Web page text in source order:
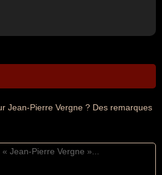
Jean-Pierre Vergne ? Des remarques